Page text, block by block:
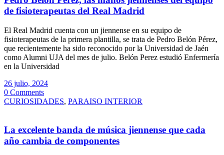
de fisioterapeutas del Real Madrid
El Real Madrid cuenta con un jiennense en su equipo de
fisioterapeutas de la primera plantilla, se trata de Pedro Belón Pérez,
que recientemente ha sido reconocido por la Universidad de Jaén
como Alumni UJA del mes de julio. Belón Perez estudió Enfermería
en la Universidad
26 julio, 2024
0 Comments
CURIOSIDADES, PARAISO INTERIOR
La excelente banda de música jiennense que cada
año cambia de componentes